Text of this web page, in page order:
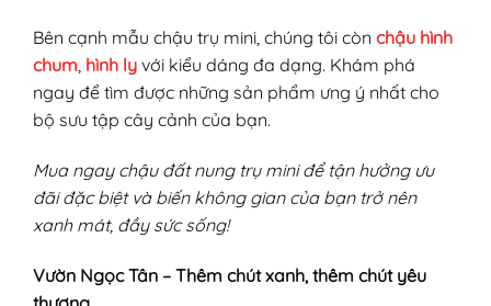
Bên cạnh mẫu chậu trụ mini, chúng tôi còn chậu hình
chum hình ly với kiểu dáng đa dạng. Khám phá
ngay để tìm được những sản phẩm ưng ý nhất cho
bộ sưu tập cây cảnh của bạn.
Mua ngay chậu đất nung trụ mini để tận hưởng ưu
đãi đặc biệt và biến không gian của bạn trở nên
xanh mát, đầy sức sống!
Vườn Ngọc Tân – Thêm chút xanh, thêm chút yêu